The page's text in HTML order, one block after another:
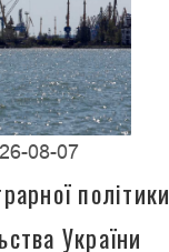
08-07
політики
України